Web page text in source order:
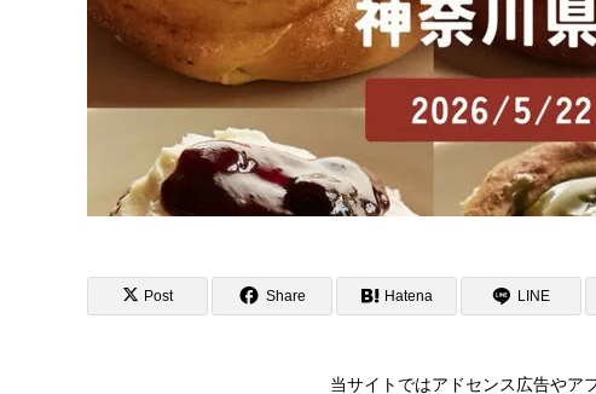
Post Share Hatena LINE
当サイトではアドセンス広告やア